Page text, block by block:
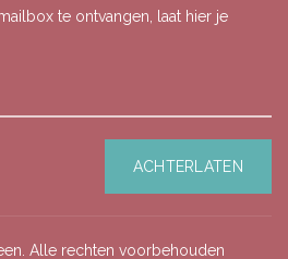
te ontvangen, laat hier je
. Alle rechten voorbehouden